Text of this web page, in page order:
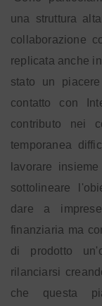
una struttura
collaborazione
replicata anche
stato un
contatto con
contributo nei
temporanea
lavorare
sottolineare
dare a
finanziaria ma
di prodotto
rilanciarsi
che questa